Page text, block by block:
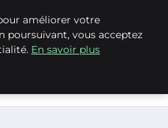
QUE TOUT
améliorer votre
poursuivant, vous acceptez
En savoir plus